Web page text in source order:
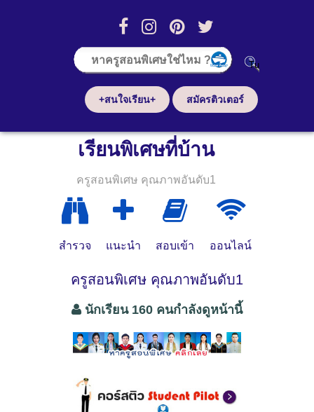
+สนใจเรียน+ สมัครติวเตอร์
เรียนพิเศษที่บ้าน
ครูสอนพิเศษ คุณภาพอันดับ1
สำรวจ แนะนำ สอบเข้า ออนไลน์
ครูสอนพิเศษ คุณภาพอันดับ1
นักเรียน 160 คนกำลังดูหน้านี้